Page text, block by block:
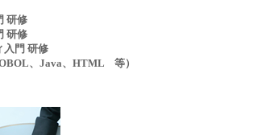
研修
研修
門 研修
、Java、HTML 等）